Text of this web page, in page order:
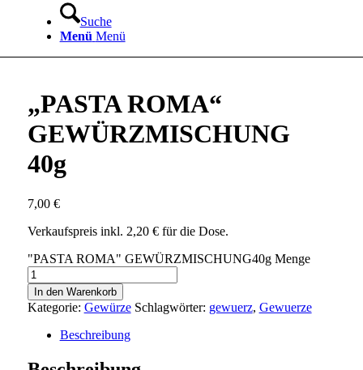
Suche
Menü Menü
„PASTA ROMA“
GEWÜRZMISCHUNG
40g
7,00 €
Verkaufspreis inkl. 2,20 € für die Dose.
"PASTA ROMA" GEWÜRZMISCHUNG40g Menge
In den Warenkorb
Kategorie: Gewürze Schlagwörter: gewuerz, Gewuerze
Beschreibung